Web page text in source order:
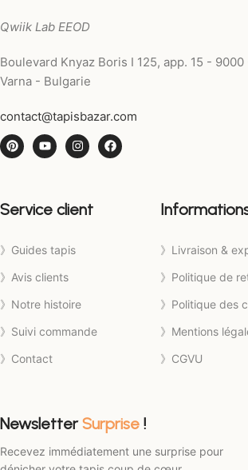
Qwiik Lab EEOD
Boulevard Knyaz Boris I 125, app. 15 - 9000
Varna - Bulgarie
contact@tapisbazar.com
Service client
》Guides tapis
》Avis clients
》Notre histoire
》Suivi commande
》Contact
》Livraison &
》Politique de
》Politique des
》Mentions
》CGVU
NewsletterSurprise !
Recevez immédiatement une surprise pour